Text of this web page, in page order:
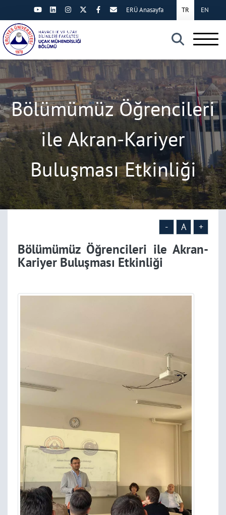
×
TR EN
ERÜ Anasayfa
Bölümümüz Öğrencileri
ile Akran-Kariyer
Buluşması Etkinliği
- A +
Bölümümüz Öğrencileri ile Akran-
Kariyer Buluşması Etkinliği